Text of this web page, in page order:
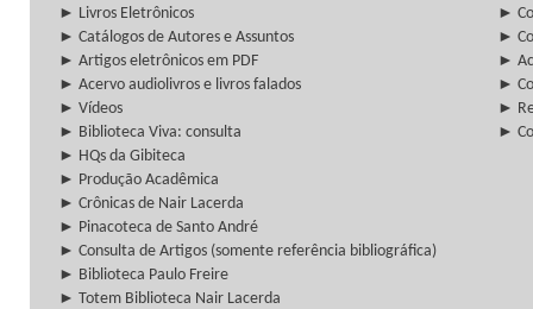
► Livros Eletrônicos
►
► Catálogos de Autores e Assuntos
►
► Artigos eletrônicos em PDF
►
► Acervo audiolivros e livros falados
►
► Vídeos
►
► Biblioteca Viva: consulta
►
► HQs da Gibiteca
► Produção Acadêmica
► Crônicas de Nair Lacerda
► Pinacoteca de Santo André
► Consulta de Artigos (somente referência bibliográfica)
► Biblioteca Paulo Freire
► Totem Biblioteca Nair Lacerda